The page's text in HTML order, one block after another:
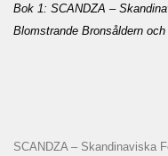
Bok 1: SCANDZA –
Blomstrande Bronsåldern
SCANDZA – Skandinaviska